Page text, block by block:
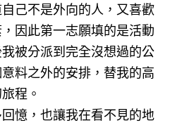
己不是外向的人，又喜歡
因此第一志願填的是活動
被分派到完全沒想過的公
料之外的安排，替我的高
程。
憶，也讓我在看不見的地